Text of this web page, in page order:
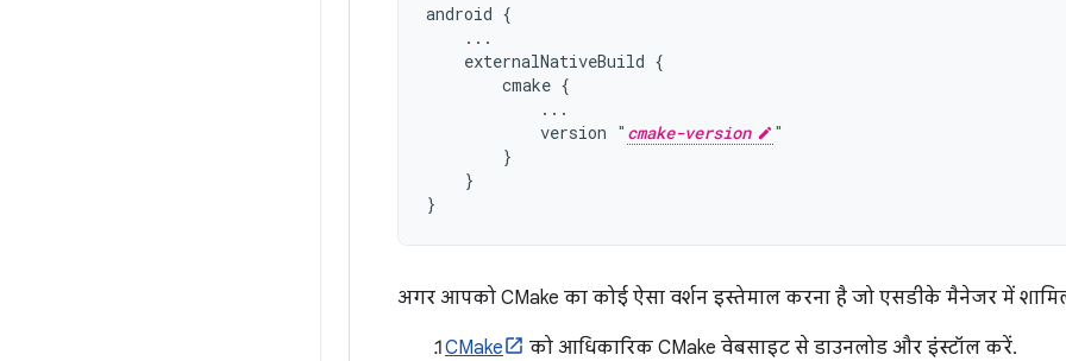
android {
...
externalNativeBuild {
cmake {
...
version " cmake-version
"
}
}
}
अगर आपको CMake का कोई ऐसा वर्शन इस्तेमाल करना है जो एसडीके मैनेजर में
CMake
को आधिकारिक CMake वेबसाइट से डाउनलोड और इंस्टॉल करें.